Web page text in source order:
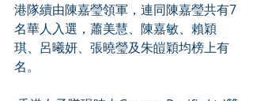
港隊續由陳嘉瑩領軍，連同陳嘉瑩共有7
名華人入選，蕭美慧、陳嘉敏、賴穎
琪、呂曦妍、張曉瑩及朱皚穎均榜上有
名。